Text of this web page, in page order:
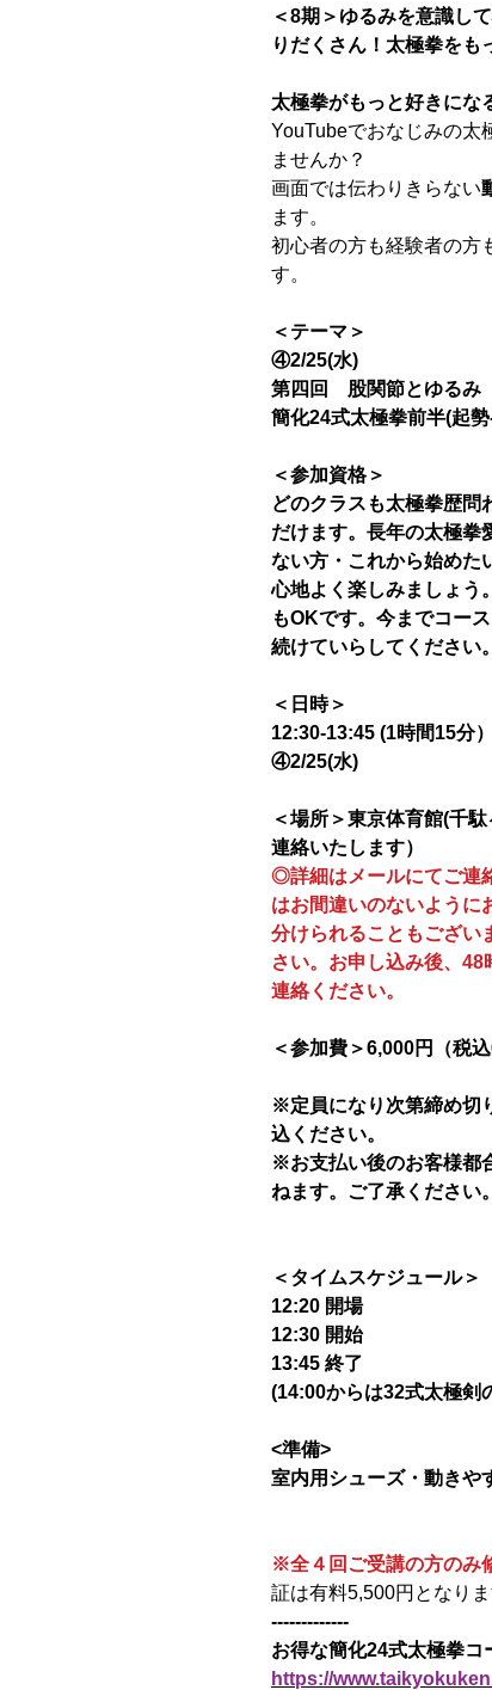
＜8期＞ゆるみを意識し
りだくさん！太極拳をも
太極拳がもっと好きにな
YouTubeでおなじみの太
ませんか？
画面では伝わりきらない
ます。
初心者の方も経験者の方
す。
＜テーマ＞
④2/25(水)
第四回 股関節とゆるみ
簡化24式太極拳前半(起
＜参加資格＞
どのクラスも太極拳歴問
だけます。長年の太極拳
ない方・これから始めた
心地よく楽しみましょう
もOKです。今までコー
続けていらしてください。
＜日時＞
12:30-13:45 (1時間15分）
④2/25(水)
＜場所＞東京体育館(千
連絡いたします）
◎詳細はメールにてご連
はお間違いのないように
分けられることもござい
さい。お申し込み後、
連絡ください。
＜参加費＞6,000円（税込
※定員になり次第締め切
込ください。
※お支払い後のお客様都
ねます。ご了承ください。
＜タイムスケジュール＞
12:20 開場
12:30 開始
13:45 終了
(14:00からは32式太極剣
<準備>
室内用シューズ・動きや
※全４回ご受講の方のみ
証は有料5,500円となりま
-------------
お得な簡化24式太極拳コ
https://